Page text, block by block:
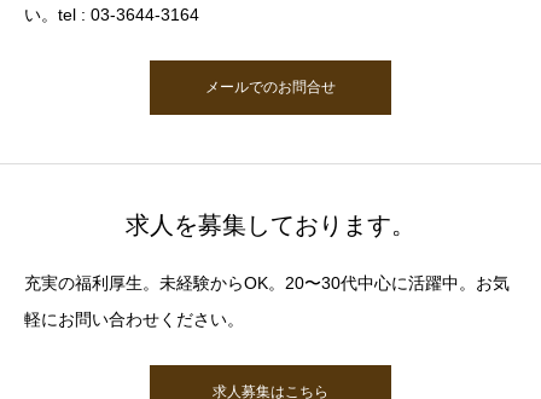
い。tel : 03-3644-3164
メールでのお問合せ
求人を募集しております。
充実の福利厚生。未経験からOK。20〜30代中心に活躍中。お気
軽にお問い合わせください。
求人募集はこちら